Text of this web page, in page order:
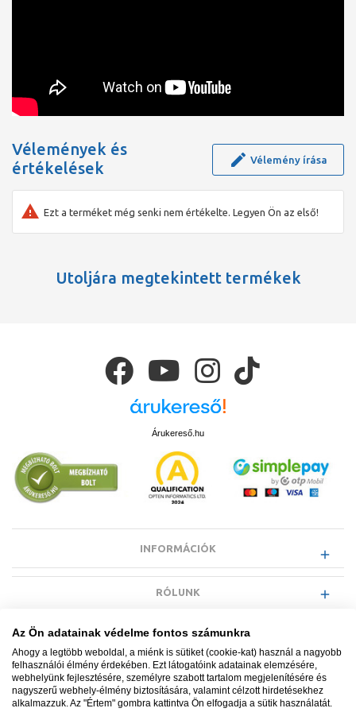
Vélemények és
értékelések
Vélemény írása
Ezt a terméket még senki nem értékelte. Legyen Ön az első!
Utoljára megtekintett termékek
Árukereső.hu
INFORMÁCIÓK
RÓLUNK
EGYÉB INFORMÁCIÓK
VÁSÁRLÓI INFORMÁCIÓK
Az Ön adatainak védelme fontos számunkra
Ahogy a legtöbb weboldal, a miénk is sütiket (cookie-kat) használ a nagyobb
felhasználói élmény érdekében. Ezt látogatóink adatainak elemzésére,
webhelyünk fejlesztésére, személyre szabott tartalom megjelenítésére és
nagyszerű webhely-élmény biztosítására, valamint célzott hirdetésekhez
alkalmazzuk. Az "Értem" gombra kattintva Ön elfogadja a sütik használatát.